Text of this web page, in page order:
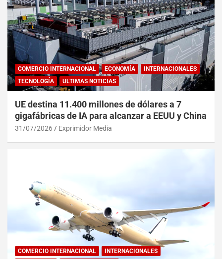
COMERCIO INTERNACIONAL ECONOMÍA
INTERNACIONALES
TECNOLOGÍA
ULTIMAS NOTICIAS
UE destina 11.400 millones de dólares a 7
gigafábricas de IA para alcanzar a EEUU y China
31/07/2026 Exprimidor Media
COMERCIO INTERNACIONAL
INTERNACIONALES